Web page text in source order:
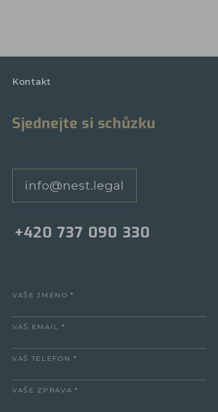
Kontakt
Sjednejte si schůzku
info@nest.legal
+420 737 090 330
VAŠE JMÉNO
VÁŠ EMAIL
VÁŠ TELEFON
VAŠE ZPRÁVA